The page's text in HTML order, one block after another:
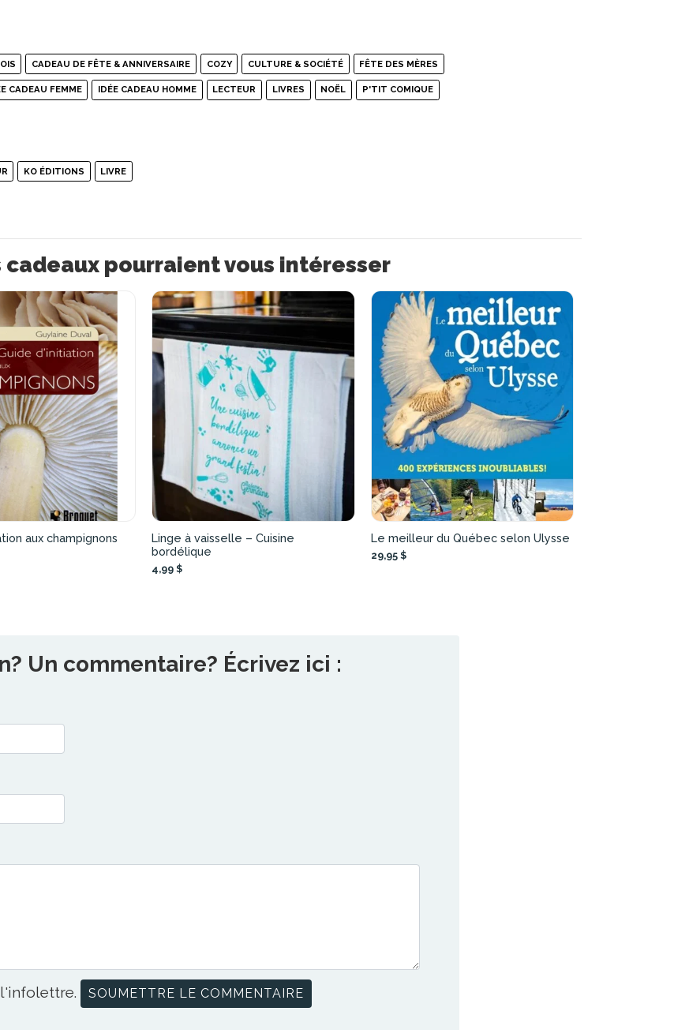
CADEAU DE FÊTE & ANNIVERSAIRE COZY CULTURE & SOCIÉTÉ FÊTE DES MÈRES
CADEAU FEMME IDÉE CADEAU HOMME LECTEUR LIVRES NOËL P'TIT COMIQUE
KO ÉDITIONS LIVRE
cadeaux pourraient vous intéresser
aux champignons
Linge à vaisselle – Cuisine
bordélique
4,99 $
Le meilleur du Québec selon Ulysse
29,95 $
Un commentaire? Écrivez ici :